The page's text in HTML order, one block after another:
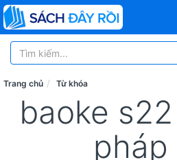
Trang chủ Từ khóa
baoke
pháp